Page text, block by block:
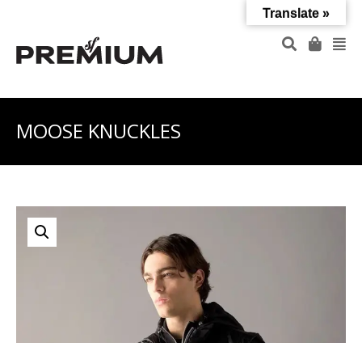
MOOSE KNUCKLES
Translate »